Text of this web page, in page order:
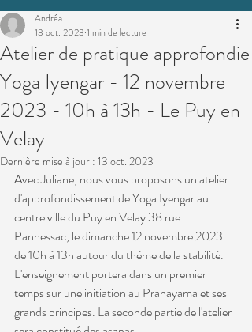
Atelier de pratique approfondie
Yoga Iyengar - 12 novembre
2023 - 10h à 13h - Le Puy en
Velay
Andréa
13 oct. 2023 1 min de lecture
Dernière mise à jour : 13 oct. 2023
Avec Juliane, nous vous proposons un atelier
d'approfondissement de Yoga Iyengar au
centre ville du Puy en Velay 38 rue
Pannessac, le dimanche 12 novembre 2023
de 10h à 13h autour du thème de la stabilité.
L'enseignement portera dans un premier
temps sur une initiation au Pranayama et ses
grands principes. La seconde partie de l'atelier